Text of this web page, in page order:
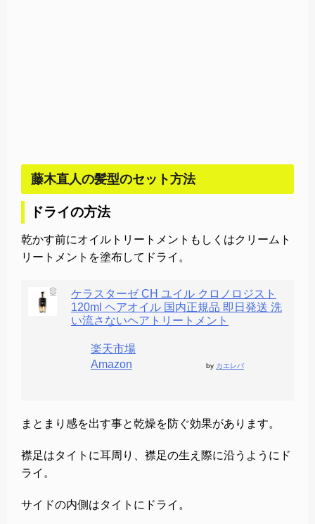
藤木直人の髪型のセット方法
ドライの方法
乾かす前にオイルトリートメントもしくはクリームト
リートメントを塗布してドライ。
ケラスターゼ CH ユイル クロノロジスト
120ml ヘアオイル 国内正規品 即日発送 洗
い流さないヘアトリートメント
楽天市場
Amazon
by カエレバ
まとまり感を出す事と乾燥を防ぐ効果があります。
襟足はタイトに耳周り、襟足の生え際に沿うようにド
ライ。
サイドの内側はタイトにドライ。